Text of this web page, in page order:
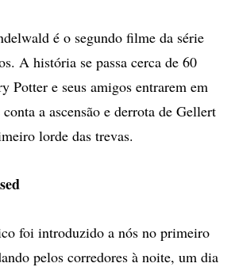
é o segundo filme da série
A história se passa cerca de 60
Potter e seus amigos entrarem em
a ascensão e derrota de Gellert
lorde das trevas.
foi introduzido a nós no primeiro
pelos corredores à noite, um dia